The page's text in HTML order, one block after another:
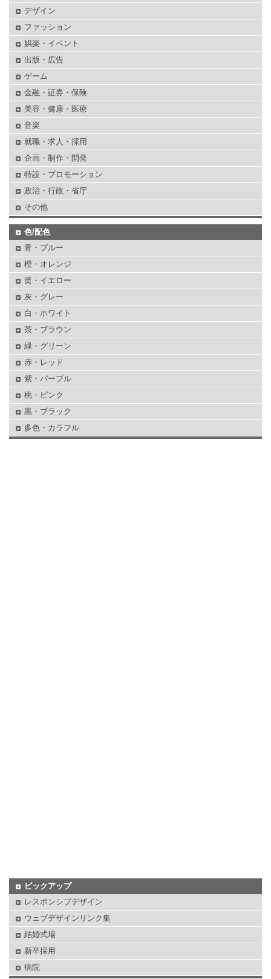
デザイン
ファッション
娯楽・イベント
出版・広告
ゲーム
金融・証券・保険
美容・健康・医療
音楽
就職・求人・採用
企画・制作・開発
特設・プロモーション
政治・行政・省庁
その他
色/配色
青・ブルー
橙・オレンジ
黄・イエロー
灰・グレー
白・ホワイト
茶・ブラウン
緑・グリーン
赤・レッド
紫・パープル
桃・ピンク
黒・ブラック
多色・カラフル
ピックアップ
レスポンシブデザイン
ウェブデザインリンク集
結婚式場
新卒採用
病院